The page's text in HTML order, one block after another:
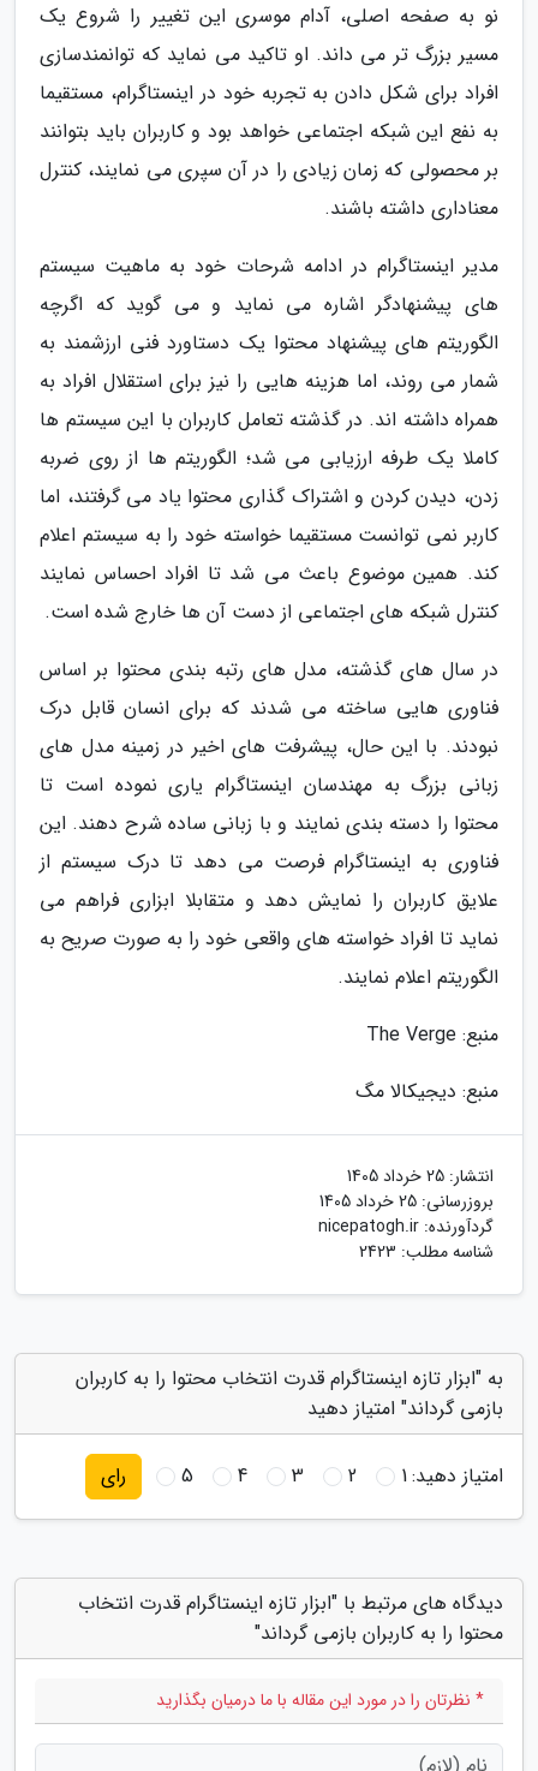
نو به صفحه اصلی، آدام موسری این تغییر را شروع یک
مسیر بزرگ تر می داند. او تاکید می نماید که توانمندسازی
افراد برای شکل دادن به تجربه خود در اینستاگرام، مستقیما
به نفع این شبکه اجتماعی خواهد بود و کاربران باید بتوانند
بر محصولی که زمان زیادی را در آن سپری می نمایند، کنترل
معناداری داشته باشند.
مدیر اینستاگرام در ادامه شرحات خود به ماهیت سیستم
های پیشنهادگر اشاره می نماید و می گوید که اگرچه
الگوریتم های پیشنهاد محتوا یک دستاورد فنی ارزشمند به
شمار می روند، اما هزینه هایی را نیز برای استقلال افراد به
همراه داشته اند. در گذشته تعامل کاربران با این سیستم ها
کاملا یک طرفه ارزیابی می شد؛ الگوریتم ها از روی ضربه
زدن، دیدن کردن و اشتراک گذاری محتوا یاد می گرفتند، اما
کاربر نمی توانست مستقیما خواسته خود را به سیستم اعلام
کند. همین موضوع باعث می شد تا افراد احساس نمایند
کنترل شبکه های اجتماعی از دست آن ها خارج شده است.
در سال های گذشته، مدل های رتبه بندی محتوا بر اساس
فناوری هایی ساخته می شدند که برای انسان قابل درک
نبودند. با این حال، پیشرفت های اخیر در زمینه مدل های
زبانی بزرگ به مهندسان اینستاگرام یاری نموده است تا
محتوا را دسته بندی نمایند و با زبانی ساده شرح دهند. این
فناوری به اینستاگرام فرصت می دهد تا درک سیستم از
علایق کاربران را نمایش دهد و متقابلا ابزاری فراهم می
نماید تا افراد خواسته های واقعی خود را به صورت صریح به
الگوریتم اعلام نمایند.
منبع: The Verge
منبع: دیجیکالا مگ
انتشار: 25 خرداد 1405
بروزرسانی: 25 خرداد 1405
گردآورنده: nicepatogh.ir
شناسه مطلب: 2423
به "ابزار تازه اینستاگرام قدرت انتخاب محتوا را به کاربران
بازمی گرداند" امتیاز دهید
امتیاز دهید:1
2
3
4
5 رای
دیدگاه های مرتبط با "ابزار تازه اینستاگرام قدرت انتخاب
محتوا را به کاربران بازمی گرداند"
* نظرتان را در مورد این مقاله با ما درمیان بگذارید